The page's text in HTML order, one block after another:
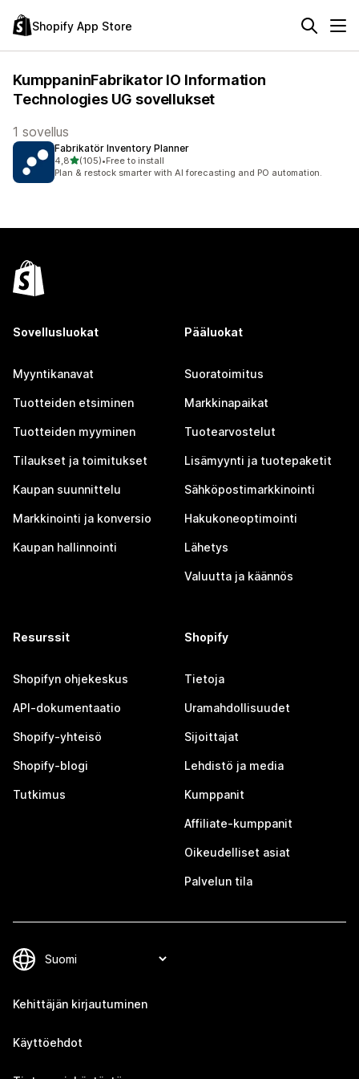
Shopify App Store
KumppaninFabrikator IO Information
Technologies UG sovellukset
1 sovellus
Fabrikatör Inventory Planner
4,8/ 5 tähteä
(105)
105 arvostelua yhteensä
•Free to install
Plan & restock smarter with AI forecasting and PO automation.
Sovellusluokat
Myyntikanavat
Tuotteiden etsiminen
Tuotteiden myyminen
Tilaukset ja toimitukset
Kaupan suunnittelu
Markkinointi ja konversio
Kaupan hallinnointi
Pääluokat
Suoratoimitus
Markkinapaikat
Tuotearvostelut
Lisämyynti ja tuotepaketit
Sähköpostimarkkinointi
Hakukoneoptimointi
Lähetys
Valuutta ja käännös
Resurssit
Shopifyn ohjekeskus
API-dokumentaatio
Shopify-yhteisö
Shopify-blogi
Tutkimus
Shopify
Tietoja
Uramahdollisuudet
Sijoittajat
Lehdistö ja media
Kumppanit
Affiliate-kumppanit
Oikeudelliset asiat
Palvelun tila
Kehittäjän kirjautuminen
Käyttöehdot